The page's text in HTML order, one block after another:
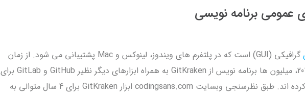
عمومی برنامه نویسی
گرافیکی (GUI) است که در پلتفرم های ویندوز، لینوکس و Mac پشتیبانی می شود. از زمان
شروع به کار این ابزار در سال 2014، میلیون ها برنامه نویس از GitKraken به همراه ابزارهای دیگر نظیر GitHub و GitLab برای
مدیریت سورس کنترل استفاده کرده اند. طبق نظرسنجی وبسایت codingsans.com ابزار GitKraken برای 4 سال متوالی به